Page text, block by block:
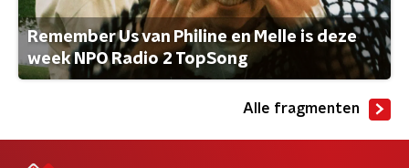
Remember Us van Philine en Melle is deze
week NPO Radio 2 TopSong
Alle fragmenten